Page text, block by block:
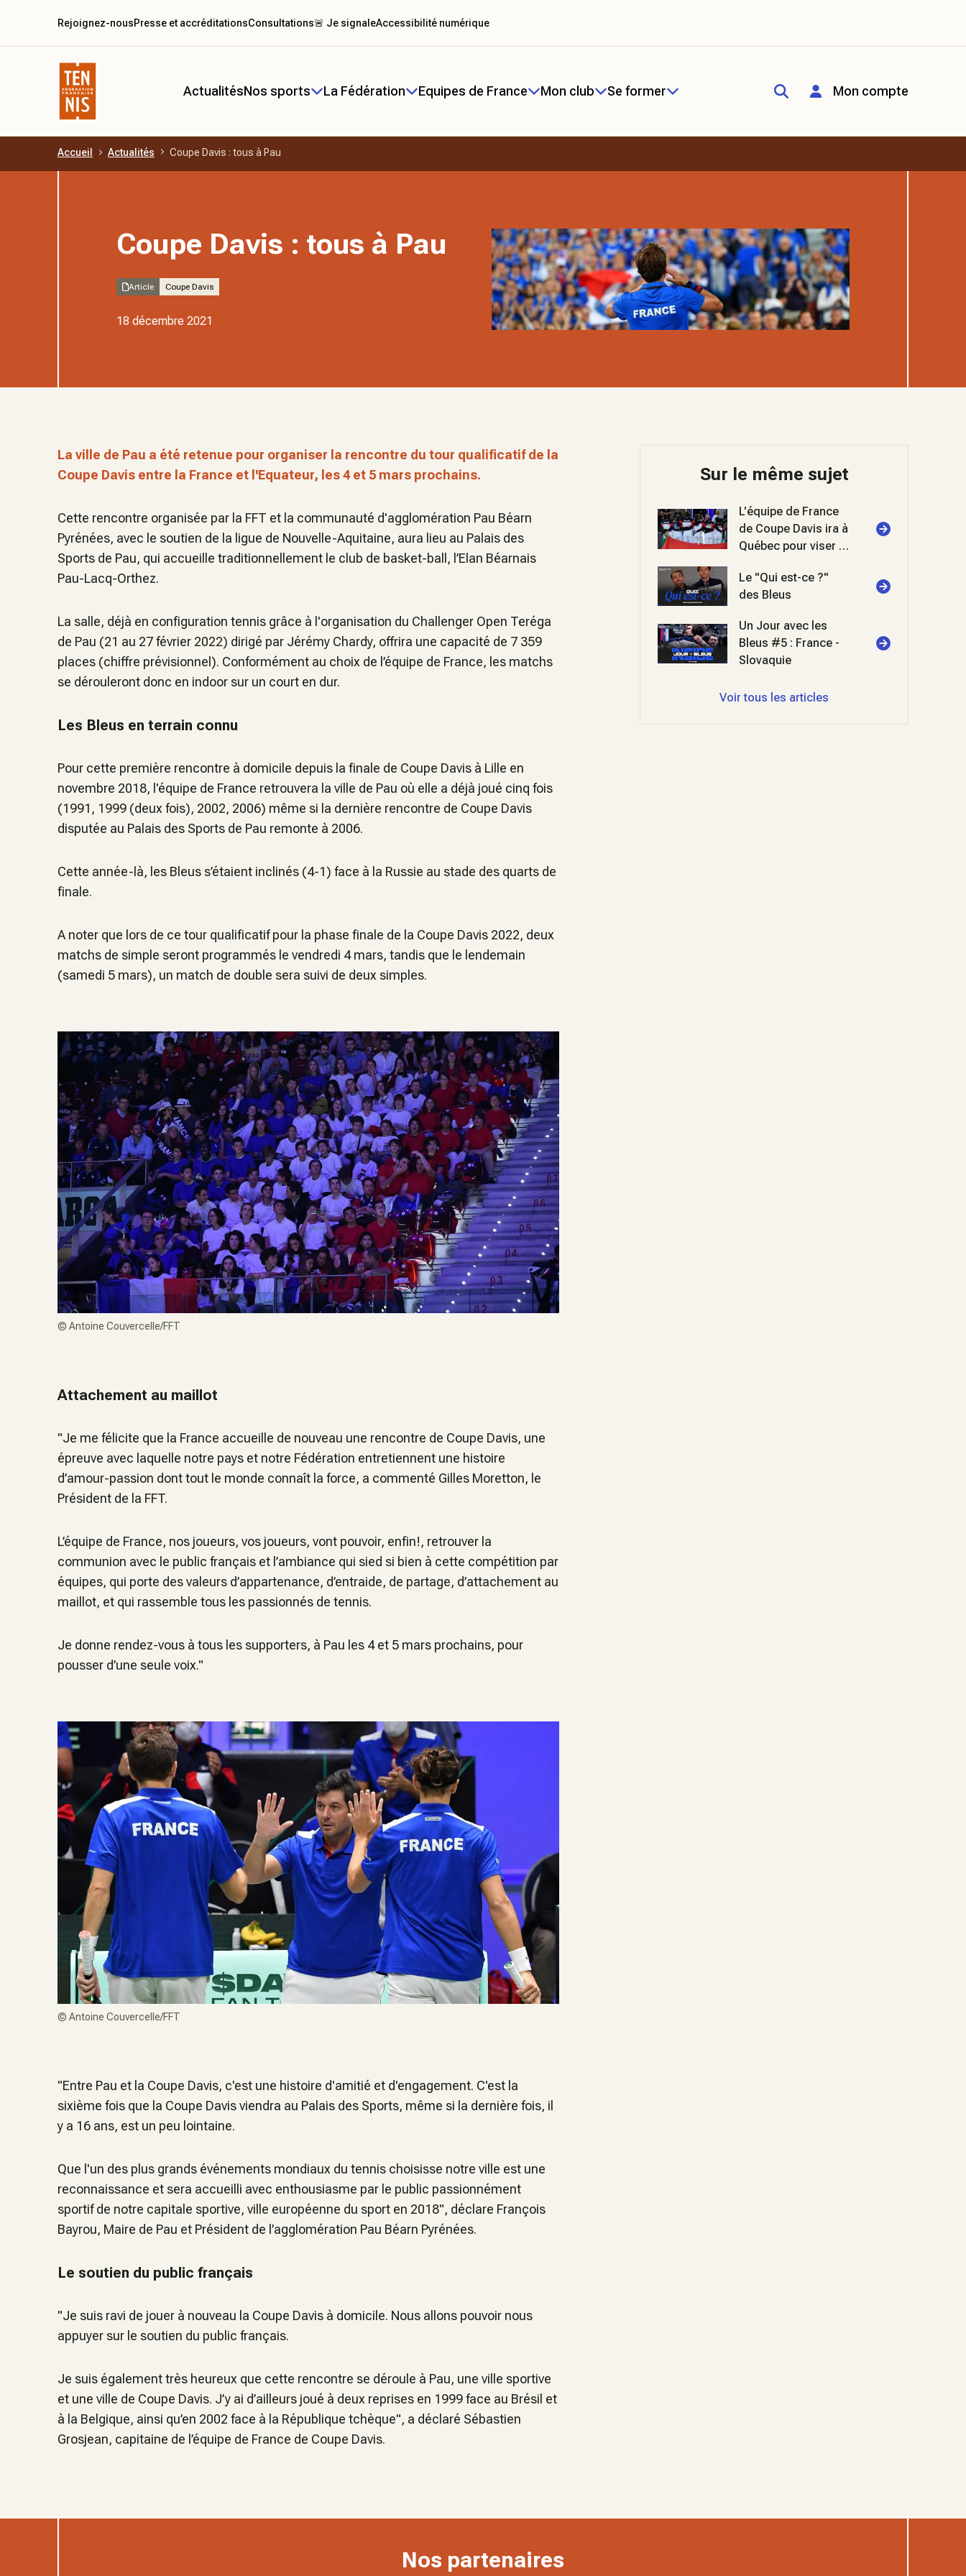
Aller au contenu principal
ActualitésNos sports La Fédération Equipes de France Mon club Se former Mon compte
Rejoignez-nousPresse et accréditationsConsultations🚨 Je signaleAccessibilité numérique
Accueil Actualités Coupe Davis : tous à Pau
Coupe Davis : tous à Pau
Article Coupe Davis
18 décembre 2021
La ville de Pau a été retenue pour organiser la rencontre du tour qualificatif de la
Coupe Davis entre la France et l'Equateur, les 4 et 5 mars prochains.
Cette rencontre organisée par la FFT et la communauté d'agglomération Pau Béarn
Pyrénées, avec le soutien de la ligue de Nouvelle-Aquitaine, aura lieu au Palais des
Sports de Pau, qui accueille traditionnellement le club de basket-ball, l’Elan Béarnais
Pau-Lacq-Orthez.
La salle, déjà en configuration tennis grâce à l'organisation du Challenger Open Teréga
de Pau (21 au 27 février 2022) dirigé par Jérémy Chardy, offrira une capacité de 7 359
places (chiffre prévisionnel). Conformément au choix de l’équipe de France, les matchs
se dérouleront donc en indoor sur un court en dur.
Les Bleus en terrain connu
Pour cette première rencontre à domicile depuis la finale de Coupe Davis à Lille en
novembre 2018, l'équipe de France retrouvera la ville de Pau où elle a déjà joué cinq fois
(1991, 1999 (deux fois), 2002, 2006) même si la dernière rencontre de Coupe Davis
disputée au Palais des Sports de Pau remonte à 2006.
Cette année-là, les Bleus s’étaient inclinés (4-1) face à la Russie au stade des quarts de
finale.
A noter que lors de ce tour qualificatif pour la phase finale de la Coupe Davis 2022, deux
matchs de simple seront programmés le vendredi 4 mars, tandis que le lendemain
(samedi 5 mars), un match de double sera suivi de deux simples.
© Antoine Couvercelle/FFT
Attachement au maillot
"Je me félicite que la France accueille de nouveau une rencontre de Coupe Davis, une
épreuve avec laquelle notre pays et notre Fédération entretiennent une histoire
d’amour-passion dont tout le monde connaît la force, a commenté Gilles Moretton, le
Président de la FFT.
L’équipe de France, nos joueurs, vos joueurs, vont pouvoir, enfin!, retrouver la
communion avec le public français et l’ambiance qui sied si bien à cette compétition par
équipes, qui porte des valeurs d’appartenance, d’entraide, de partage, d’attachement au
maillot, et qui rassemble tous les passionnés de tennis.
Je donne rendez-vous à tous les supporters, à Pau les 4 et 5 mars prochains, pour
pousser d’une seule voix."
© Antoine Couvercelle/FFT
"Entre Pau et la Coupe Davis, c'est une histoire d'amitié et d'engagement. C'est la
sixième fois que la Coupe Davis viendra au Palais des Sports, même si la dernière fois, il
y a 16 ans, est un peu lointaine.
Que l'un des plus grands événements mondiaux du tennis choisisse notre ville est une
reconnaissance et sera accueilli avec enthousiasme par le public passionnément
sportif de notre capitale sportive, ville européenne du sport en 2018", déclare François
Bayrou, Maire de Pau et Président de l’agglomération Pau Béarn Pyrénées.
Le soutien du public français
"Je suis ravi de jouer à nouveau la Coupe Davis à domicile. Nous allons pouvoir nous
appuyer sur le soutien du public français.
Je suis également très heureux que cette rencontre se déroule à Pau, une ville sportive
et une ville de Coupe Davis. J’y ai d’ailleurs joué à deux reprises en 1999 face au Brésil et
à la Belgique, ainsi qu’en 2002 face à la République tchèque", a déclaré Sébastien
Grosjean, capitaine de l’équipe de France de Coupe Davis.
Sur le même sujet
L'équipe de France
de Coupe Davis ira à
Québec pour viser la
Le "Qui est-ce ?"
des Bleus
Un Jour avec les
Bleus #5 : France -
Slovaquie
Voir tous les articles
Nos partenaires